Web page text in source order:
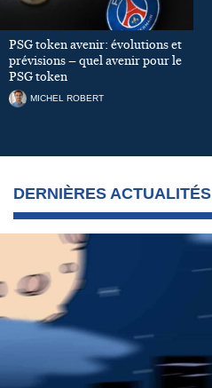
PSG token avenir: évolutions et
prévisions – quel avenir pour le
PSG token
MICHEL ROBERT
DERNIÈRES ACTUALITÉS